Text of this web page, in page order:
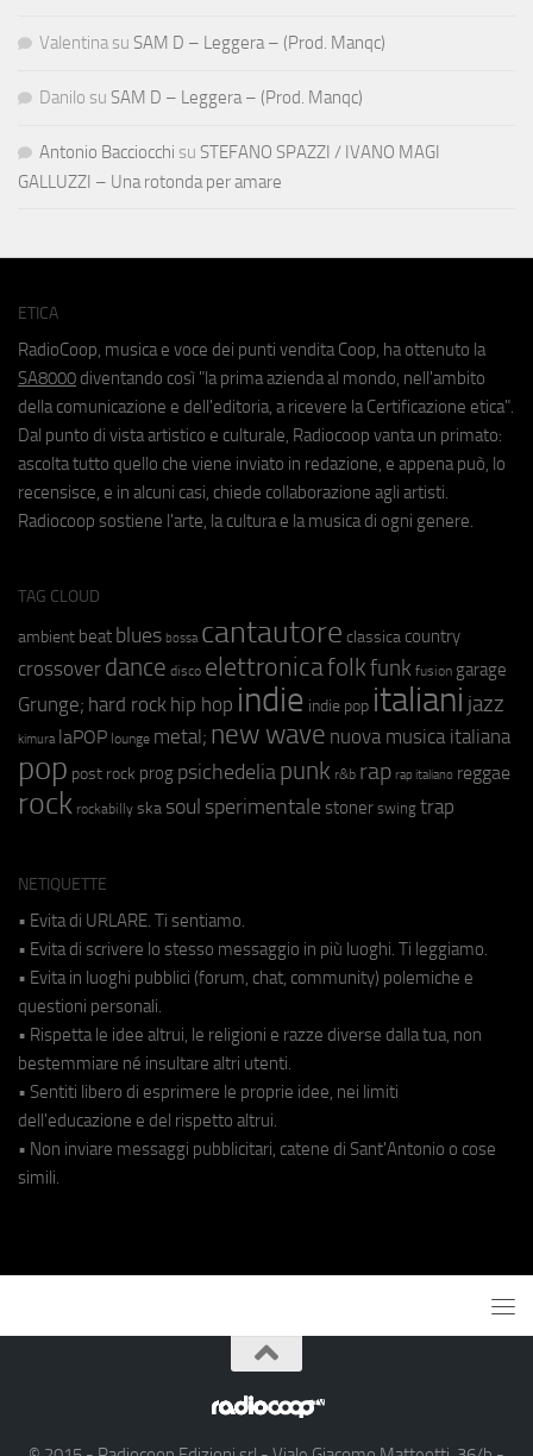
Valentina su SAM D – Leggera – (Prod. Manqc)
Danilo su SAM D – Leggera – (Prod. Manqc)
Antonio Bacciocchi su STEFANO SPAZZI / IVANO MAGI
GALLUZZI – Una rotonda per amare
ETICA
RadioCoop, musica e voce dei punti vendita Coop, ha ottenuto la
SA8000 diventando così "la prima azienda al mondo, nell'ambito
della comunicazione e dell'editoria, a ricevere la Certificazione etica".
Dal punto di vista artistico e culturale, Radiocoop vanta un primato:
ascolta tutto quello che viene inviato in redazione, e appena può, lo
recensisce, e in alcuni casi, chiede collaborazione agli artisti.
Radiocoop sostiene l'arte, la cultura e la musica di ogni genere.
TAG CLOUD
ambient beat blues bossa cantautore classica country
crossover dance disco elettronicafolkfunk fusion garage
Grunge; hard rock hip hop indie indie pop italiani jazz
kimura laPOP lounge metal; new wave nuova musica italiana
pop post rock prog psichedeliapunk r&b rap rap italiano reggae
rock rockabilly ska soul sperimentale stoner swing trap
NETIQUETTE
• Evita di URLARE. Ti sentiamo.
• Evita di scrivere lo stesso messaggio in più luoghi. Ti leggiamo.
• Evita in luoghi pubblici (forum, chat, community) polemiche e
questioni personali.
• Rispetta le idee altrui, le religioni e razze diverse dalla tua, non
bestemmiare né insultare altri utenti.
• Sentiti libero di esprimere le proprie idee, nei limiti
dell'educazione e del rispetto altrui.
• Non inviare messaggi pubblicitari, catene di Sant'Antonio o cose
simili.